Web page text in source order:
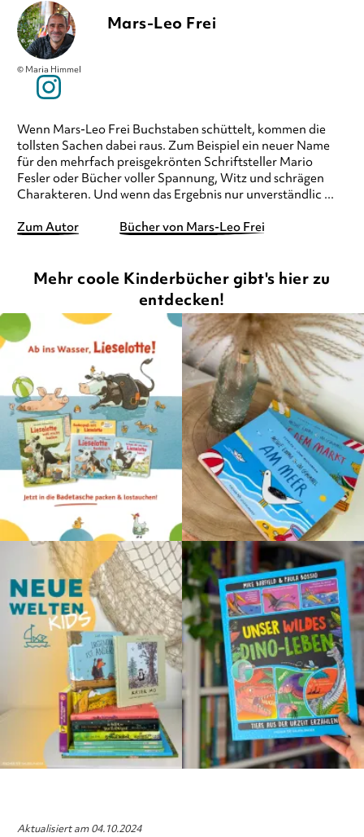
© Maria Himmel
Mars-Leo Frei
Wenn Mars-Leo Frei Buchstaben schüttelt, kommen die
tollsten Sachen dabei raus. Zum Beispiel ein neuer Name
für den mehrfach preisgekrönten Schriftsteller Mario
Fesler oder Bücher voller Spannung, Witz und schrägen
Charakteren. Und wenn das Ergebnis nur unverständlic ...
Zum Autor
Bücher von Mars-Leo Frei
Mehr coole Kinderbücher gibt's hier zu
entdecken!
Aktualisiert am 04.10.2024